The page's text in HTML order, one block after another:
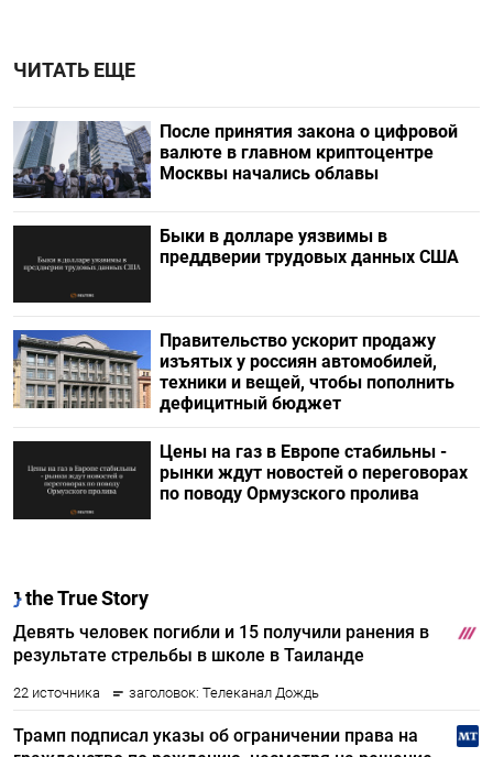
ЧИТАТЬ ЕЩЕ
После принятия закона о цифровой
валюте в главном криптоцентре
Москвы начались облавы
Быки в долларе уязвимы в
преддверии трудовых данных США
Правительство ускорит продажу
изъятых у россиян автомобилей,
техники и вещей, чтобы пополнить
дефицитный бюджет
Цены на газ в Европе стабильны -
рынки ждут новостей о переговорах
по поводу Ормузского пролива